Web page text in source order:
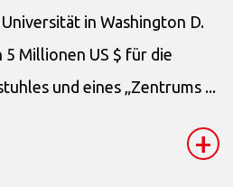
in Washington D.
5 Millionen US $ für die
und eines „Zentrums ...
+